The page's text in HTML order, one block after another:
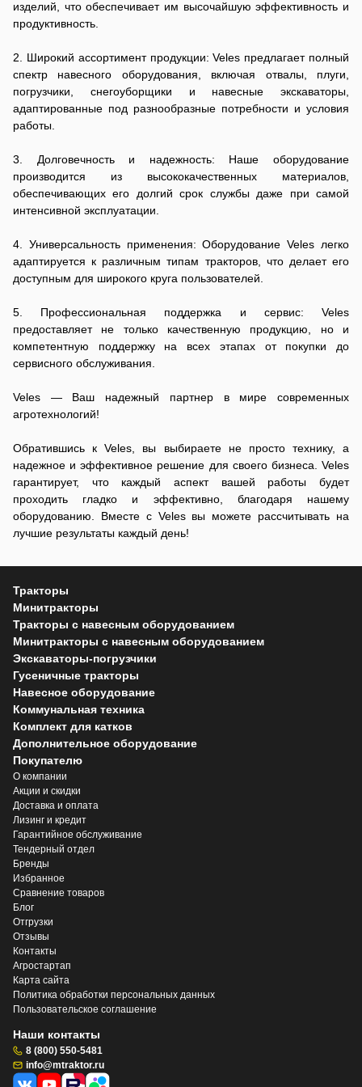
изделий, что обеспечивает им высочайшую эффективность и
продуктивность.
2. Широкий ассортимент продукции: Veles предлагает полный
спектр навесного оборудования, включая отвалы, плуги,
погрузчики, снегоуборщики и навесные экскаваторы,
адаптированные под разнообразные потребности и условия
работы.
3. Долговечность и надежность: Наше оборудование
производится из высококачественных материалов,
обеспечивающих его долгий срок службы даже при самой
интенсивной эксплуатации.
4. Универсальность применения: Оборудование Veles легко
адаптируется к различным типам тракторов, что делает его
доступным для широкого круга пользователей.
5. Профессиональная поддержка и сервис: Veles
предоставляет не только качественную продукцию, но и
компетентную поддержку на всех этапах от покупки до
сервисного обслуживания.
Veles — Ваш надежный партнер в мире современных
агротехнологий!
Обратившись к Veles, вы выбираете не просто технику, а
надежное и эффективное решение для своего бизнеса. Veles
гарантирует, что каждый аспект вашей работы будет
проходить гладко и эффективно, благодаря нашему
оборудованию. Вместе с Veles вы можете рассчитывать на
лучшие результаты каждый день!
Тракторы
Минитракторы
Тракторы с навесным оборудованием
Минитракторы с навесным оборудованием
Экскаваторы-погрузчики
Гусеничные тракторы
Навесное оборудование
Коммунальная техника
Комплект для катков
Дополнительное оборудование
Покупателю
О компании
Акции и скидки
Доставка и оплата
Лизинг и кредит
Гарантийное обслуживание
Тендерный отдел
Бренды
Избранное
Сравнение товаров
Блог
Отгрузки
Отзывы
Контакты
Агростартап
Карта сайта
Политика обработки персональных данных
Пользовательское соглашение
Наши контакты
8 (800) 550-5481
info@mtraktor.ru